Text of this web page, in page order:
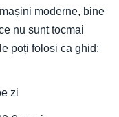
moderne, bine
nu sunt tocmai
poți folosi ca ghid:
zi